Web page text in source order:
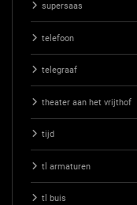
supersaas
telefoon
telegraaf
theater aan het vrijthof
tijd
tl armaturen
tl buis